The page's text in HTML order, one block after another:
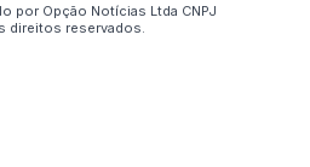
por Opção Notícias Ltda CNPJ
direitos reservados.